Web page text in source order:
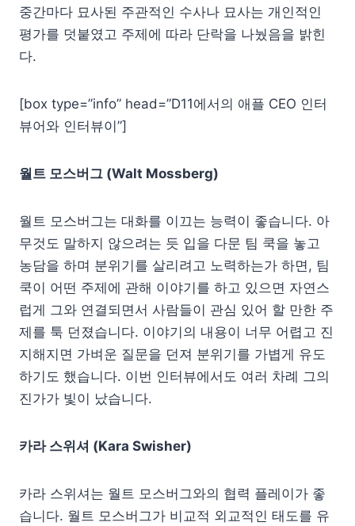
중간마다 묘사된 주관적인 수사나 묘사는 개인적인
평가를 덧붙였고 주제에 따라 단락을 나눴음을 밝힌
다.
[box type=”info” head=”D11에서의 애플 CEO 인터
뷰어와 인터뷰이”]
월트 모스버그 (Walt Mossberg)
월트 모스버그는 대화를 이끄는 능력이 좋습니다. 아
무것도 말하지 않으려는 듯 입을 다문 팀 쿡을 놓고
농담을 하며 분위기를 살리려고 노력하는가 하면, 팀
쿡이 어떤 주제에 관해 이야기를 하고 있으면 자연스
럽게 그와 연결되면서 사람들이 관심 있어 할 만한 주
제를 툭 던졌습니다. 이야기의 내용이 너무 어렵고 진
지해지면 가벼운 질문을 던져 분위기를 가볍게 유도
하기도 했습니다. 이번 인터뷰에서도 여러 차례 그의
진가가 빛이 났습니다.
카라 스위셔 (Kara Swisher)
카라 스위셔는 월트 모스버그와의 협력 플레이가 좋
습니다. 월트 모스버그가 비교적 외교적인 태도를 유